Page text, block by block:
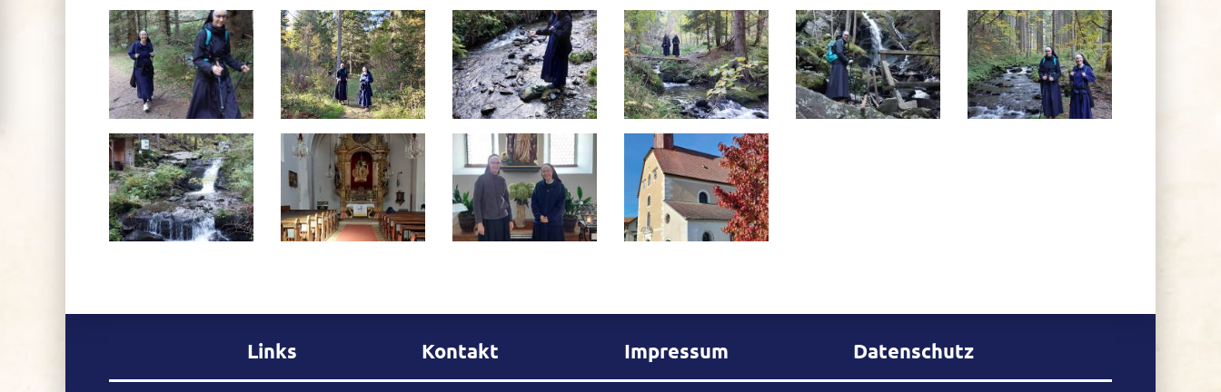
Links Kontakt Impressum Datenschutz